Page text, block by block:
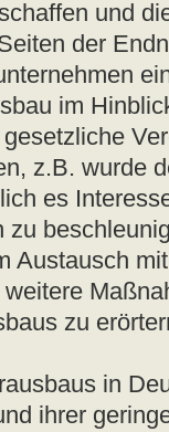
und
der
im
z.B. wurde
es
zu
Austausch
zu
in
ihrer